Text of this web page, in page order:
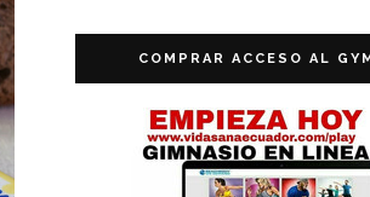
COMPRAR ACCESO AL